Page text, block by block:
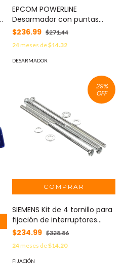
EPCOM POWERLINE
Desarmador con puntas
intercambiables. MOD: EPW-
$236.99 $271.44
24meses de$14.32
DESARMADOR
29%
OFF
SIEMENS Kit de 4 tornillo para
fijación de interruptores
termomagnéticos JXD, LXD,
JM, LM MOD: MSJ6
$234.99 $328.86
24meses de$14.20
FIJACIÓN